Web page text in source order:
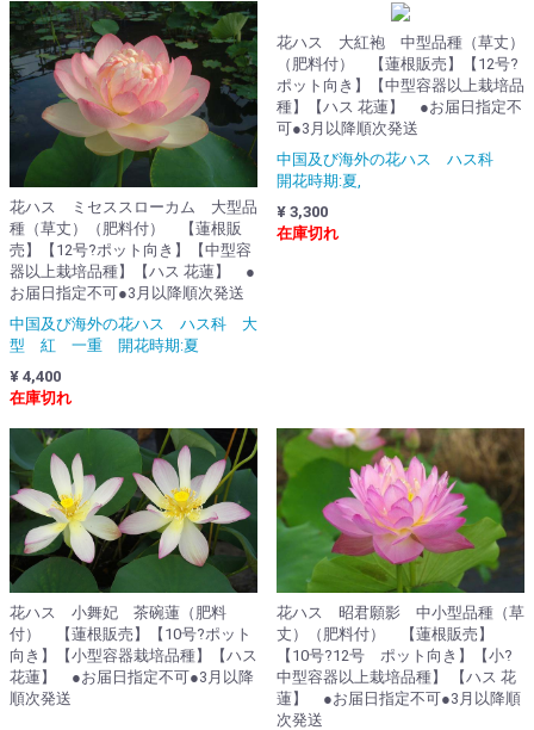
花ハス ミセススローカム 大型品
種（草丈）（肥料付） 【蓮根販
売】【12号?ポット向き】【中型容
器以上栽培品種】【ハス 花蓮】 ●
お届日指定不可●3月以降順次発送
中国及び海外の花ハス ハス科 大
型 紅 一重 開花時期:夏
¥ 4,400
在庫切れ
花ハス 大紅袍 中型品種（草丈）
（肥料付） 【蓮根販売】【12号?
ポット向き】【中型容器以上栽培品
種】【ハス 花蓮】 ●お届日指定不
可●3月以降順次発送
中国及び海外の花ハス ハス科
開花時期:夏,
¥ 3,300
在庫切れ
花ハス 小舞妃 茶碗蓮（肥料
付） 【蓮根販売】【10号?ポット
向き】【小型容器栽培品種】【ハス
花蓮】 ●お届日指定不可●3月以降
順次発送
花ハス 昭君願影 中小型品種（草
丈）（肥料付） 【蓮根販売】
【10号?12号 ポット向き】【小?
中型容器以上栽培品種】 【ハス 花
蓮】 ●お届日指定不可●3月以降順
次発送